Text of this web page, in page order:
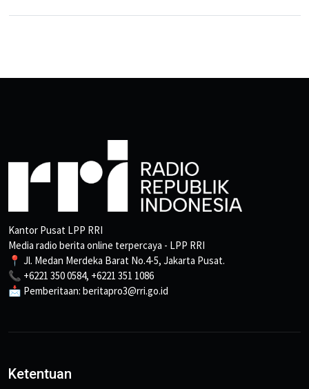
Kantor Pusat LPP RRI
Media radio berita online terpercaya - LPP RRI
📍 Jl. Medan Merdeka Barat No.4-5, Jakarta Pusat.
📞 +6221 350 0584, +6221 351 1086
📩 Pemberitaan: beritapro3@rri.go.id
Ketentuan